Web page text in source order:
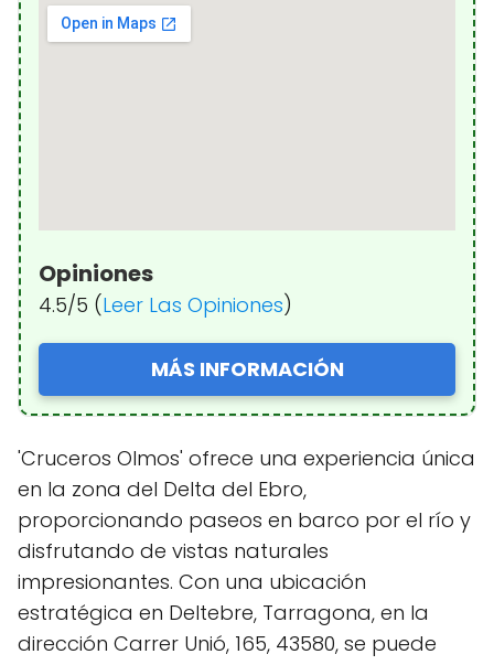
Opiniones
4.5/5 (Leer Las Opiniones)
MÁS INFORMACIÓN
'Cruceros Olmos' ofrece una experiencia única
en la zona del Delta del Ebro,
proporcionando paseos en barco por el río y
disfrutando de vistas naturales
impresionantes. Con una ubicación
estratégica en Deltebre, Tarragona, en la
dirección Carrer Unió, 165, 43580, se puede